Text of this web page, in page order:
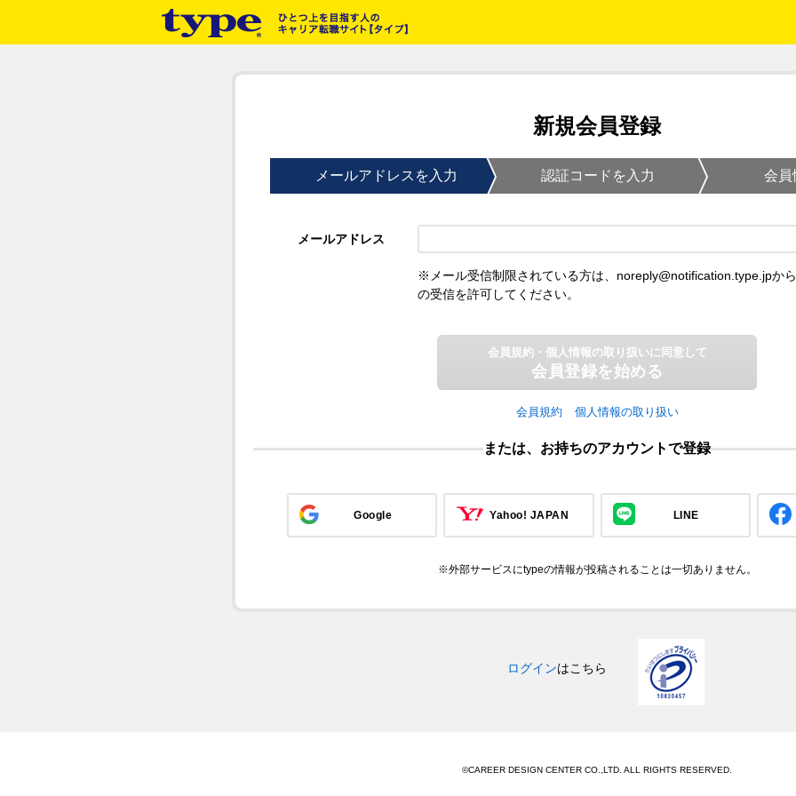
新規会員登録
メールアドレスを入力 認証コードを入力 会員
メールアドレス
※メール受信制限されている方は、noreply@notification.type.jpから
の受信を許可してください。
会員規約・個人情報の取り扱いに同意して
会員登録を始める
会員規約 個人情報の取り扱い
または、お持ちのアカウントで登録
Google Yahoo! JAPAN LINE
※外部サービスにtypeの情報が投稿されることは一切ありません。
ログインはこちら
©CAREER DESIGN CENTER CO.,LTD. ALL RIGHTS RESERVED.